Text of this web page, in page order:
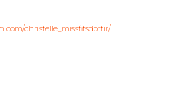
christelle_missfitsdottir/